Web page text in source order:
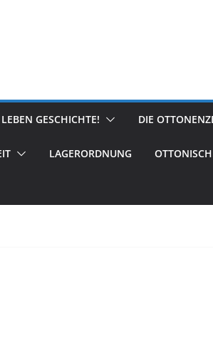
GESCHICHTE! DIE
LAGERORDNUNG